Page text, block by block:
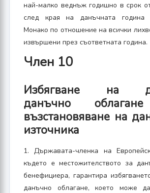
най-малко веднъж годишно в срок
след края на данъчната година
Монако по отношение на всички
извършени през съответната година.
Член 10
Избягване на
данъчно
възстановяване на
източника
1. Държавата-членка на
където е местожителството за
бенефициера, гарантира
данъчно облагане, което може